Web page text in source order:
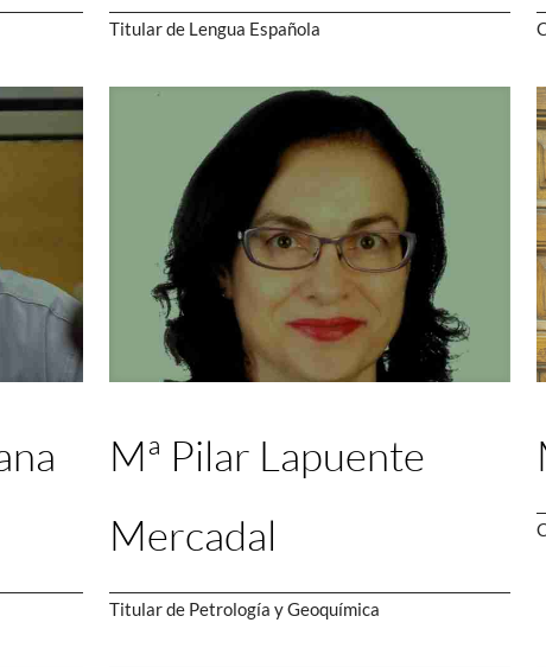
Titular de Lengua Española
Mª Pilar Lapuente
Mercadal
Titular de Petrología y Geoquímica